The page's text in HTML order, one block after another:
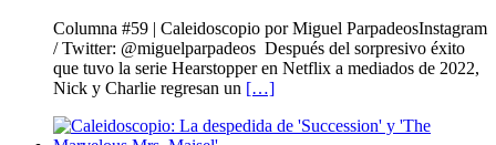
Columna #59 | Caleidoscopio por Miguel ParpadeosInstagram
/ Twitter: @miguelparpadeos Después del sorpresivo éxito
que tuvo la serie Hearstopper en Netflix a mediados de 2022,
Nick y Charlie regresan un […]